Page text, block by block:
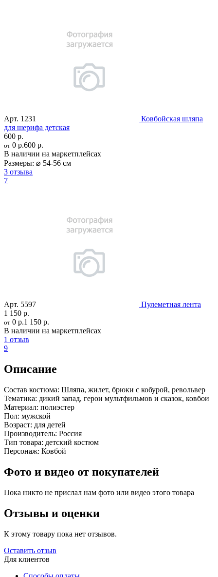
Арт. 1231
Ковбойская шляпа
для шерифа детская
600 р.
от 0 р.600 р.
В наличии на маркетплейсах
Размеры: ⌀ 54-56 см
3 отзыва
7
Арт. 5597
Пулеметная лента
1 150 р.
от 0 р.1 150 р.
В наличии на маркетплейсах
1 отзыв
9
Описание
Состав костюма: Шляпа, жилет, брюки с кобурой, револьвер
Тематика: дикий запад, герои мультфильмов и сказок, ковбои
Материал: полиэстер
Пол: мужской
Возраст: для детей
Производитель: Россия
Тип товара: детский костюм
Персонаж: Ковбой
Фото и видео от покупателей
Пока никто не прислал нам фото или видео этого товара
Отзывы и оценки
К этому товару пока нет отзывов.
Оставить отзыв
Для клиентов